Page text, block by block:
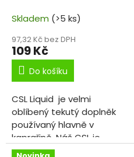
Skladem (>5 ks)
97,32 Kč bez DPH
109 Kč
Do košíku
CSL Liquid je velmi
oblíbený tekutý doplněk
používaný hlavně v
kaprařině. Náš CSL je
navíc obarven